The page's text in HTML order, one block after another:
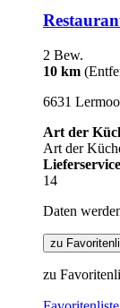
2 Bew.
10 km
6631
Art der
Art der
Lieferservice
14
Daten
zu
zu